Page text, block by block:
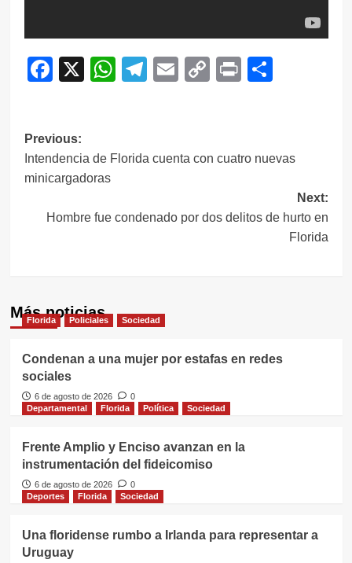
Facebook
X WhatsApp
Telegram
EmailCopy
Print
Navegación
de
entradas
Previous:
Intendencia de Florida cuenta con cuatro nuevas
minicargadoras
Next:
Hombre fue condenado por dos delitos de hurto en
Florida
Más noticias
Florida Policiales Sociedad
Condenan a una mujer por estafas en redes
sociales
6 de agosto de 2026
0
Departamental
Florida Política Sociedad
Frente Amplio y Enciso avanzan en la
instrumentación del fideicomiso
6 de agosto de 2026
0
Deportes
Florida Sociedad
Una floridense rumbo a Irlanda para representar a
Uruguay